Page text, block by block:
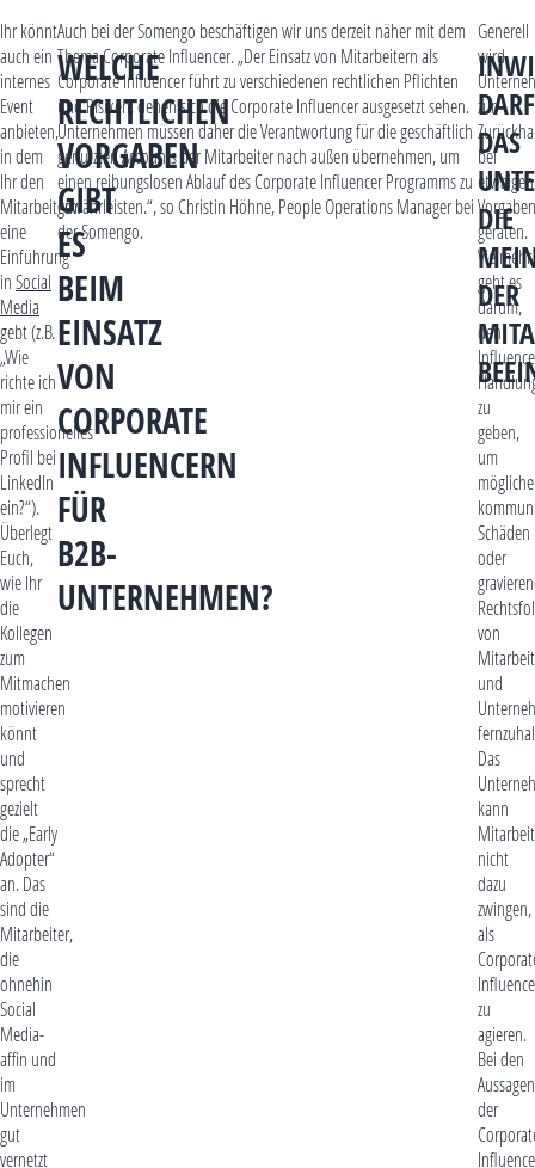
Ihr könnt
auch ein
internes
Event
anbieten,
in dem
Ihr den
Mitarbeitern
eine
Einführung
inSocial
Media
gebt (z.B.
„Wie
richte ich
mir ein
professionelles
Profil bei
LinkedIn
ein?“).
Überlegt
Euch,
wie Ihr
die
Kollegen
zum
Mitmachen
motivieren
könnt
und
sprecht
gezielt
die „Early
Adopter“
an. Das
sind die
Mitarbeiter,
die
ohnehin
Social
Media-
affin und
im
Unternehmen
gut
vernetzt
WELCHE
RECHTLICHEN
VORGABEN
GIBT
ES
BEIM
EINSATZ
VON
CORPORATE
INFLUENCERN
FÜR
B2B-
UNTERNEHMEN?
Auch bei der Somengo beschäftigen wir uns derzeit näher mit dem
Thema Corporate Influencer. „Der Einsatz von Mitarbeitern als
Corporate Influencer führt zu verschiedenen rechtlichen Pflichten
und Risiken, denen sich die Corporate Influencer ausgesetzt sehen.
Unternehmen müssen daher die Verantwortung für die geschäftlich
genutzten Accounts der Mitarbeiter nach außen übernehmen, um
einen reibungslosen Ablauf des Corporate Influencer Programms zu
gewährleisten.“, so Christin Höhne, People Operations Manager bei
der Somengo.
DARF
DAS
DIE
DER
Generell
wird
zur
bei
etwaigen
Vorgaben
geraten.
Vielmehr
geht es
darum,
den
zu
geben,
um
mögliche
Schäden
oder
von
und
Das
kann
nicht
dazu
zwingen,
als
zu
agieren.
Bei den
Aussagen
der